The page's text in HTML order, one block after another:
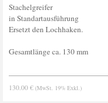
Stachelgreifer
in Standartausführung
Ersetzt den Lochhaken.
Gesamtlänge ca. 130 mm
130.00 € (MwSt. 19% Exkl.)